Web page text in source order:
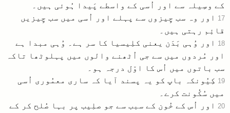
کے وسِیلہ سے اور اُسی کے واسطے پَیدا ہُوئی ہیں۔
17 اور وہ سب چِیزوں سے پہلے اور اُسی میں سب چِیزیں
قائِم رہتی ہیں۔
18 اور وُہی بَدَن یعنی کلِیسیا کا سر ہے۔ وُہی مبدا ہے
اور مُردوں میں سے جی اُٹھنے والوں میں پہلوٹھا تاکہ
سب باتوں میں اُس کا اوّل درجہ ہو۔
19 کِیُونکہ باپ کو یہ پسند آیا کہ ساری معمُوری اُسی
میں سُکُونت کرے۔
20 اور اُس کے خُون کے سبب سے جو صلِیب پر بہا صُلح کر کے